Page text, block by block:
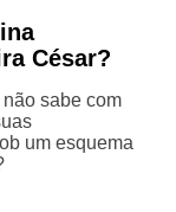
César?
sabe com
um esquema